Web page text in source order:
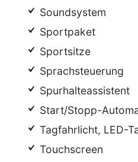
Soundsystem
Sportpaket
Sportsitze
Sprachsteuerung
Spurhalteassistent
Start/Stopp-
Tagfahrlicht, LED-
Touchscreen